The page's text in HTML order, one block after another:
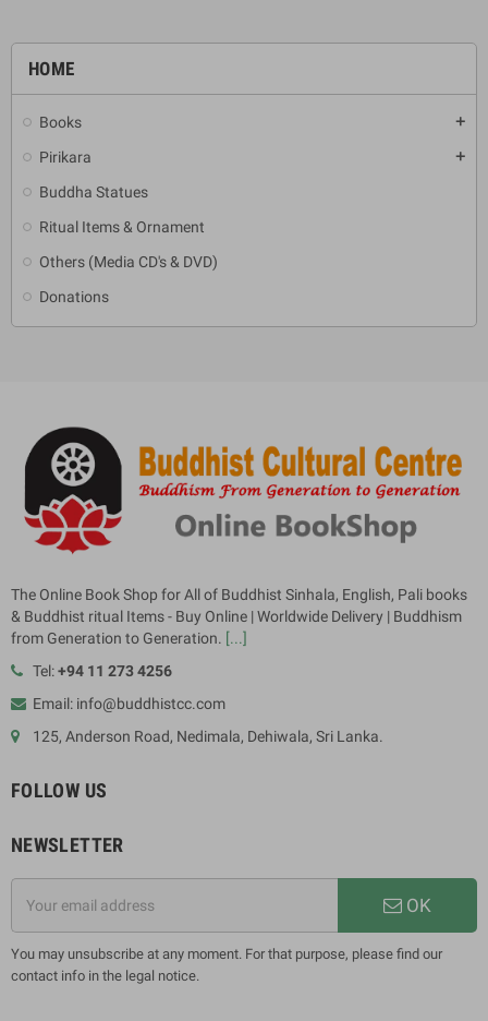
HOME
Books add
Pirikara add
Buddha Statues
Ritual Items & Ornament
Others (Media CD's & DVD)
Donations
The Online Book Shop for All of Buddhist Sinhala, English, Pali books
& Buddhist ritual Items - Buy Online | Worldwide Delivery | Buddhism
from Generation to Generation. [...]
Tel:+94 11 273 4256
Email: info@buddhistcc.com
125, Anderson Road, Nedimala, Dehiwala, Sri Lanka.
FOLLOW US
NEWSLETTER
OK
You may unsubscribe at any moment. For that purpose, please find our
contact info in the legal notice.